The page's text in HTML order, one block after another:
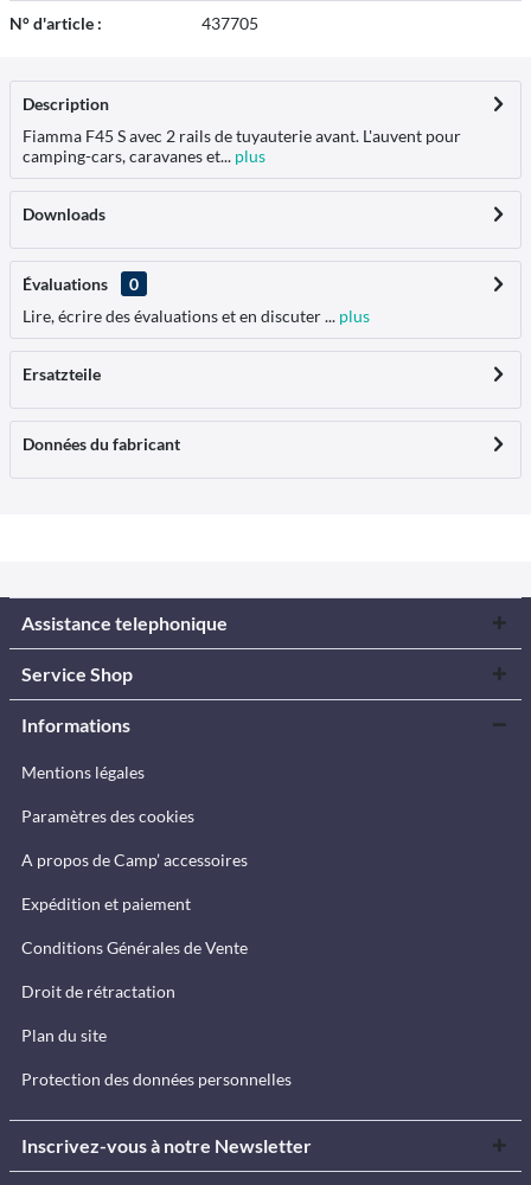
N° d'article : 437705
Description
Fiamma F45 S avec 2 rails de tuyauterie avant. L'auvent pour
camping-cars, caravanes et... plus
Downloads
Évaluations
0
Lire, écrire des évaluations et en discuter ... plus
Ersatzteile
Données du fabricant
Assistance telephonique
Service Shop
Informations
Mentions légales
Paramètres des cookies
A propos de Camp’ accessoires
Expédition et paiement
Conditions Générales de Vente
Droit de rétractation
Plan du site
Protection des données personnelles
Inscrivez-vous à notre Newsletter